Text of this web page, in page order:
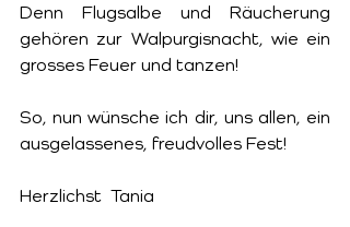
Denn Flugsalbe und Räucherung
gehören zur Walpurgisnacht, wie ein
grosses Feuer und tanzen!
So, nun wünsche ich dir, uns allen, ein
ausgelassenes, freudvolles Fest!
Herzlichst  Tania